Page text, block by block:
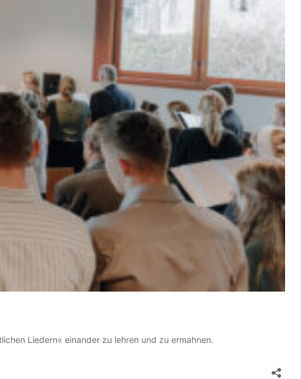
Liedern« einander zu lehren und zu ermahnen.